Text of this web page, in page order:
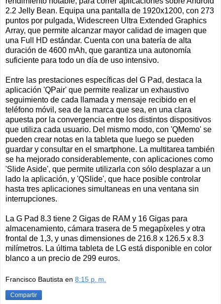
2.2 Jelly Bean. Equipa una pantalla de 1920x1200, con 273
puntos por pulgada, Widescreen Ultra Extended Graphics
Array, que permite alcanzar mayor calidad de imagen que
una Full HD estándar. Cuenta con una batería de alta
duración de 4600 mAh, que garantiza una autonomía
suficiente para todo un día de uso intensivo.
Entre las prestaciones específicas del G Pad, destaca la
aplicación 'QPair' que permite realizar un exhaustivo
seguimiento de cada llamada y mensaje recibido en el
teléfono móvil, sea de la marca que sea, en una clara
apuesta por la convergencia entre los distintos dispositivos
que utiliza cada usuario. Del mismo modo, con 'QMemo' se
pueden crear notas en la tableta que luego se pueden
guardar y consultar en el smartphone. La multitarea también
se ha mejorado considerablemente, con aplicaciones como
'Slide Aside', que permite utilizarla con sólo desplazar a un
lado la aplicación, y 'QSlide', que hace posible controlar
hasta tres aplicaciones simultaneas en una ventana sin
interrupciones.
La G Pad 8.3 tiene 2 Gigas de RAM y 16 Gigas para
almacenamiento, cámara trasera de 5 megapíxeles y otra
frontal de 1,3, y unas dimensiones de 216.8 x 126.5 x 8.3
milímetros. La última tableta de LG está disponible en color
blanco a un precio de 299 euros.
Francisco Bautista en 8:15 p. m.
Compartir